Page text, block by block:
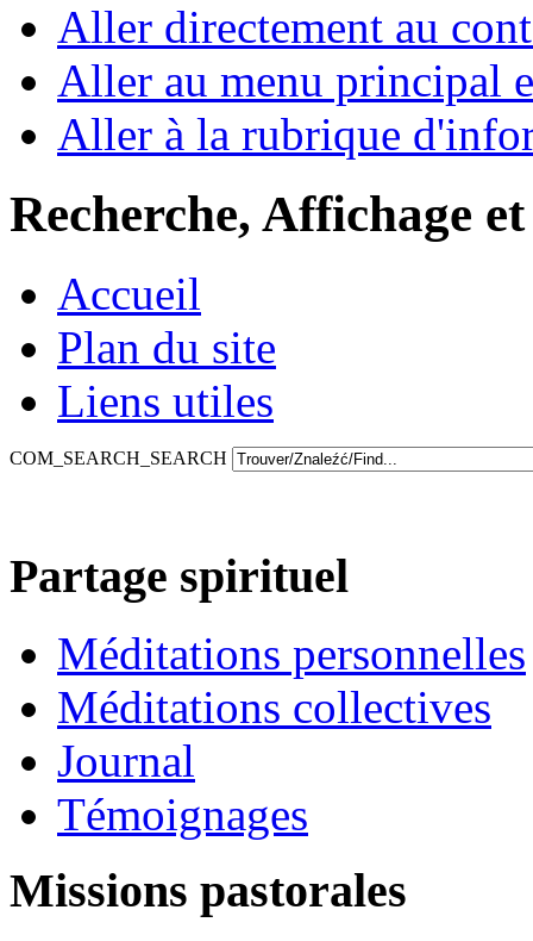
Aller directement au
Aller au menu principal
Aller à la rubrique
Recherche, Affichage
Accueil
Plan du site
Liens utiles
COM_SEARCH_SEARCH
Partage spirituel
Méditations personnelles
Méditations collectives
Journal
Témoignages
Missions pastorales